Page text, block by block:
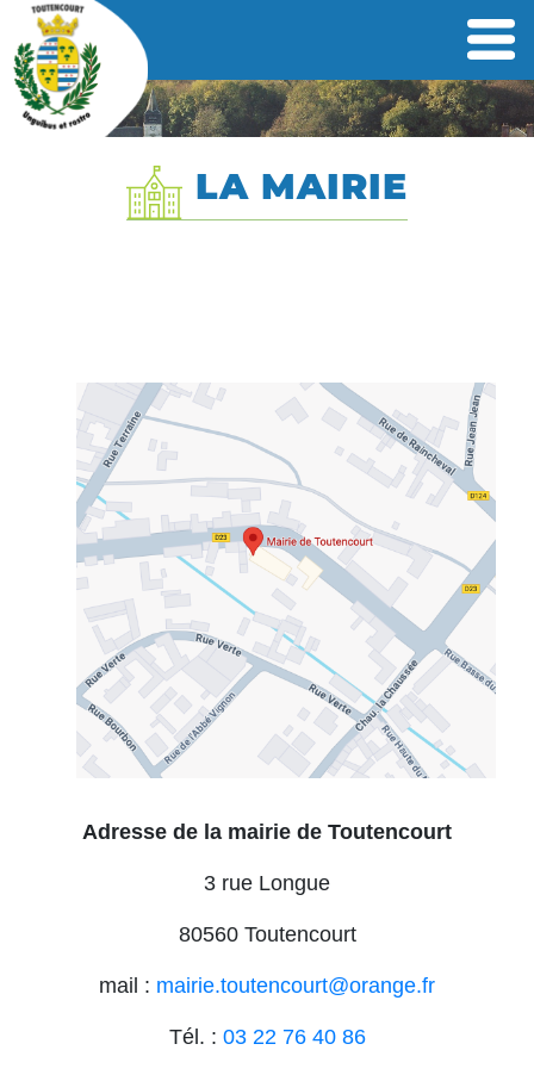
LA MAIRIE
Adresse de la mairie de Toutencourt
3 rue Longue
80560 Toutencourt
mail : mairie.toutencourt@orange.fr
Tél. : 03 22 76 40 86